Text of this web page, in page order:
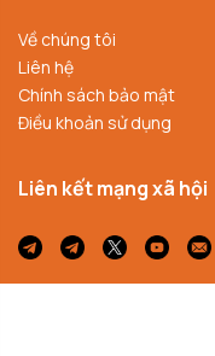
Về chúng tôi
Liên hệ
Chính sách bảo mật
Điều khoản sử dụng
Liên kết mạng xã hội